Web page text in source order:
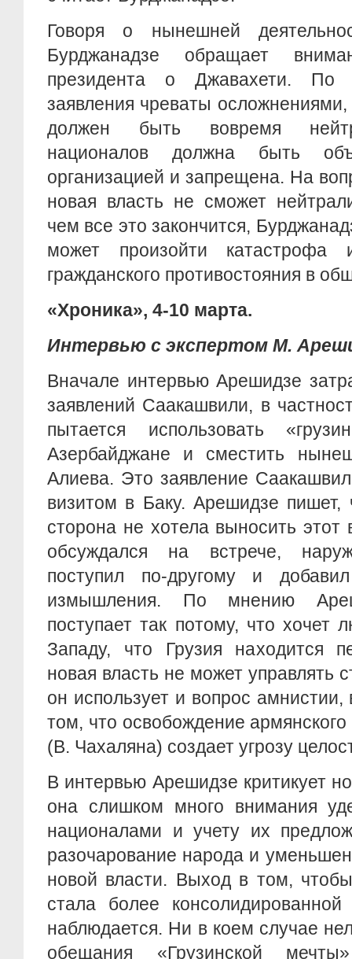
Говоря о нынешней
Бурджанадзе обращает
президента о Джавахети. По
заявления чреваты
должен быть вовремя
националов должна быть
организацией и запрещена. На
новая власть не сможет
чем все это закончится,
может произойти
гражданского противостояния в
«Хроника», 4-10 марта.
Интервью с экспертом М.
Вначале интервью Арешидзе
заявлений Саакашвили, в
пытается использовать
Азербайджане и сместить
Алиева. Это заявление
визитом в Баку. Арешидзе пишет,
сторона не хотела выносить
обсуждался на встрече,
поступил по-другому и
измышления. По мнению
поступает так потому, что хочет
Западу, что Грузия находится
новая власть не может управлять
он использует и вопрос амнистии,
том, что освобождение
(В. Чахаляна) создает угрозу
В интервью Арешидзе критикует
она слишком много внимания
националами и учету их
разочарование народа и
новой власти. Выход в том,
стала более
наблюдается. Ни в коем случае
обещания «Грузинской